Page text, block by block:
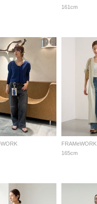
161cm
FRAMeWORK
165cm